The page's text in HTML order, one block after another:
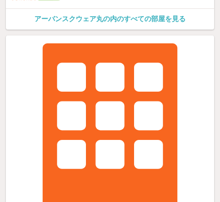
アーバンスクウェア丸の内のすべての部屋を見る